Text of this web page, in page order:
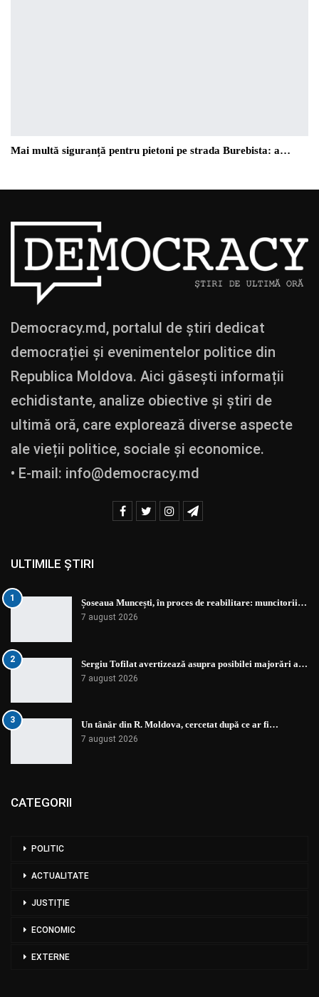
Mai multă siguranță pentru pietoni pe strada Burebista: a…
Democracy.md, portalul de știri dedicat
democrației și evenimentelor politice din
Republica Moldova. Aici găsești informații
echidistante, analize obiective și știri de
ultimă oră, care explorează diverse aspecte
ale vieții politice, sociale și economice.
• E-mail: info@democracy.md
ULTIMILE ȘTIRI
1 Șoseaua Muncești, în proces de reabilitare: muncitorii…
7 august 2026
2 Sergiu Tofilat avertizează asupra posibilei majorări a…
7 august 2026
3 Un tânăr din R. Moldova, cercetat după ce ar fi…
7 august 2026
CATEGORII
POLITIC
ACTUALITATE
JUSTIȚIE
ECONOMIC
EXTERNE